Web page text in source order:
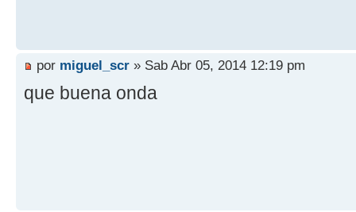
por miguel_scr » Sab Abr 05, 2014 12:19 pm
que buena onda